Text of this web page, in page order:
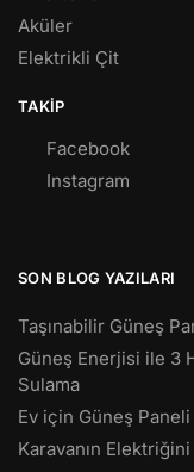
Aküler
Elektrikli Çit
TAKIP
Facebook
Instagram
SON BLOG YAZILARI
Taşınabilir Güneş
Güneş Enerjisi ile 3
Sulama
Ev için Güneş
Karavanın